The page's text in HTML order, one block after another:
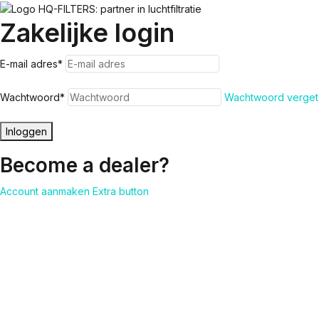
Zakelijke login
E-mail adres*
Wachtwoord* Wachtwoord
Inloggen
Become a dealer?
Account aanmaken Extra button